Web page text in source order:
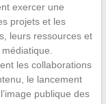
exercer une
projets et les
leurs ressources et
les collaborations
le lancement
publique des